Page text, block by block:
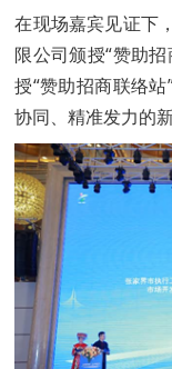
在现场嘉宾见证下
限公司颁授“赞助
授“赞助招商联络
协同、精准发力的新